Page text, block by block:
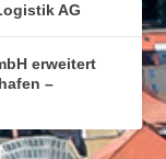
AG
erweitert
–